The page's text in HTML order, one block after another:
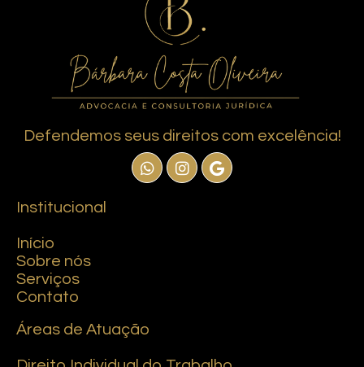
Defendemos seus direitos com excelência!
Institucional
Início
Sobre nós
Serviços
Contato
Áreas de Atuação